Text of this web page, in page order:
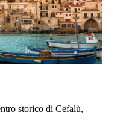
storico di Cefalù,